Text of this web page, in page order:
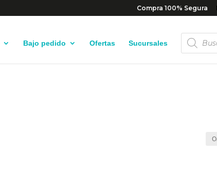
Compra 100% Segura
Bajo pedido Ofertas Sucursales
Búsqueda
de
productos